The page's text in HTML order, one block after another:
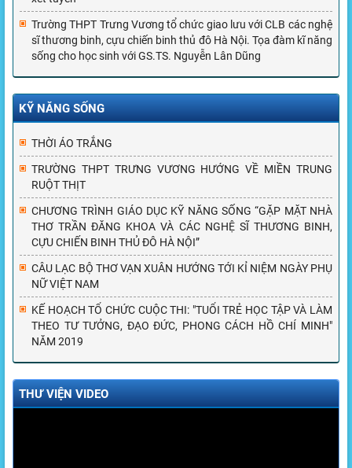
Trường THPT Trưng Vương tổ chức giao lưu với CLB các nghệ
sĩ thương binh, cựu chiến binh thủ đô Hà Nội. Tọa đàm kĩ năng
sống cho học sinh với GS.TS. Nguyễn Lân Dũng
KỸ NĂNG SỐNG
THỜI ÁO TRẮNG
TRƯỜNG THPT TRƯNG VƯƠNG HƯỚNG VỀ MIỀN TRUNG
RUỘT THỊT
CHƯƠNG TRÌNH GIÁO DỤC KỸ NĂNG SỐNG “GẶP MẶT NHÀ
THƠ TRẦN ĐĂNG KHOA VÀ CÁC NGHỆ SĨ THƯƠNG BINH,
CỰU CHIẾN BINH THỦ ĐÔ HÀ NỘI”
CÂU LẠC BỘ THƠ VẠN XUÂN HƯỚNG TỚI KỈ NIỆM NGÀY PHỤ
NỮ VIỆT NAM
KẾ HOẠCH TỔ CHỨC CUỘC THI: "TUỔI TRẺ HỌC TẬP VÀ LÀM
THEO TƯ TƯỞNG, ĐẠO ĐỨC, PHONG CÁCH HỒ CHÍ MINH"
NĂM 2019
THƯ VIỆN VIDEO